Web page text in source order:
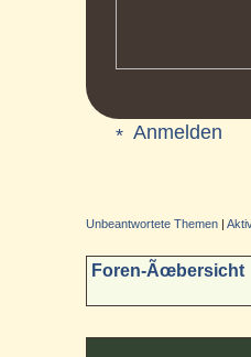
Anmelden
Unbeantwortete Themen |
Foren-Ãœbersicht